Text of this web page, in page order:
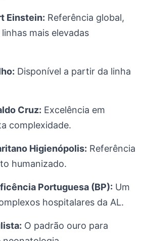
Einstein: Referência global,
mais elevadas
Disponível a partir da linha
Cruz: Excelência em
complexidade.
Higienópolis: Referência
humanizado.
Portuguesa (BP): Um
hospitalares da AL.
O padrão ouro para